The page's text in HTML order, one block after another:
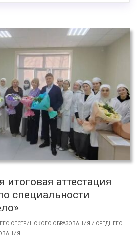
итоговая аттестация
специальности
СЕСТРИНСКОГО ОБРАЗОВАНИЯ И СРЕДНЕГО